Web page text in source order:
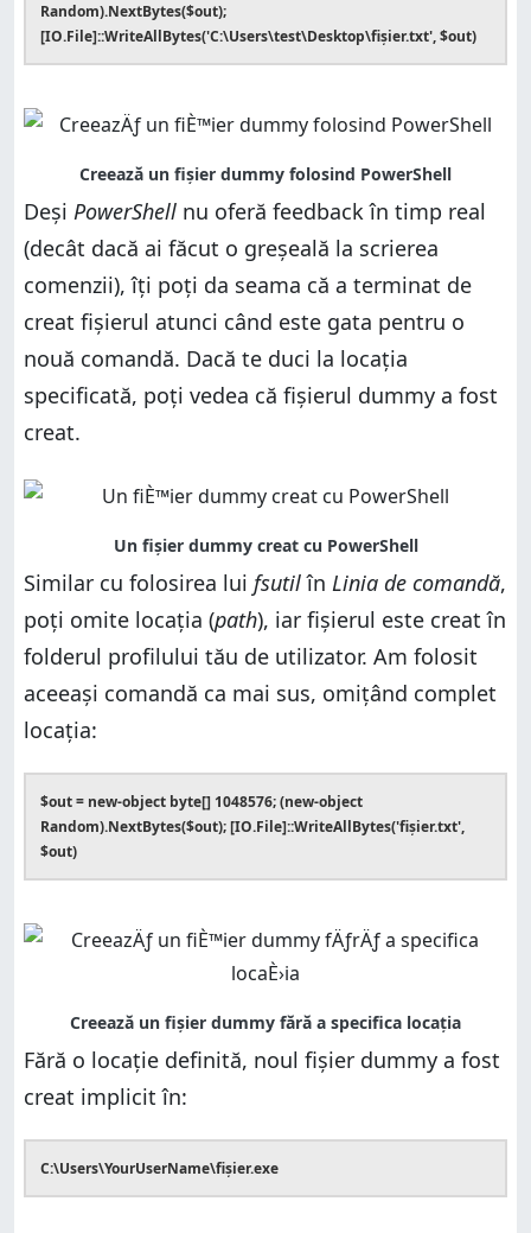
Random).NextBytes($out);
[IO.File]::WriteAllBytes('C:\Users\test\Desktop\fișier.txt', $out)
Deși PowerShell nu oferă feedback în timp real
(decât dacă ai făcut o greșeală la scrierea
comenzii), îți poți da seama că a terminat de
creat fișierul atunci când este gata pentru o
nouă comandă. Dacă te duci la locația
specificată, poți vedea că fișierul dummy a fost
creat.
Similar cu folosirea lui fsutilîn Linia de comandă,
poți omite locația (path), iar fișierul este creat în
folderul profilului tău de utilizator. Am folosit
aceeași comandă ca mai sus, omițând complet
locația:
$out = new-object byte[] 1048576; (new-object
Random).NextBytes($out); [IO.File]::WriteAllBytes('fișier.txt',
$out)
Fără o locație definită, noul fișier dummy a fost
creat implicit în:
C:\Users\YourUserName\fișier.exe